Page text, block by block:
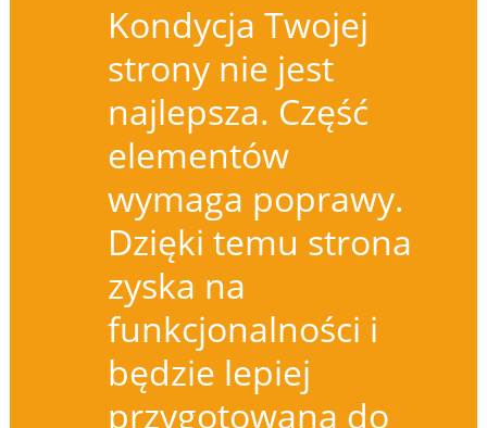
Kondycja Twojej
strony nie jest
najlepsza. Część
elementów
wymaga poprawy.
Dzięki temu strona
zyska na
funkcjonalności i
będzie lepiej
przygotowana do